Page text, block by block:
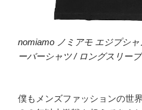
nomiamo ノミアモ エジプシ
ーバーシャツ / ロングスリー
僕もメンズファッションの世